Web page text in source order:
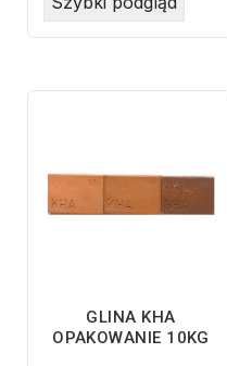
GLINA KHA
OPAKOWANIE 10KG